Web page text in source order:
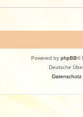
Powered by phpBB®
Deutsche
Datenschutz